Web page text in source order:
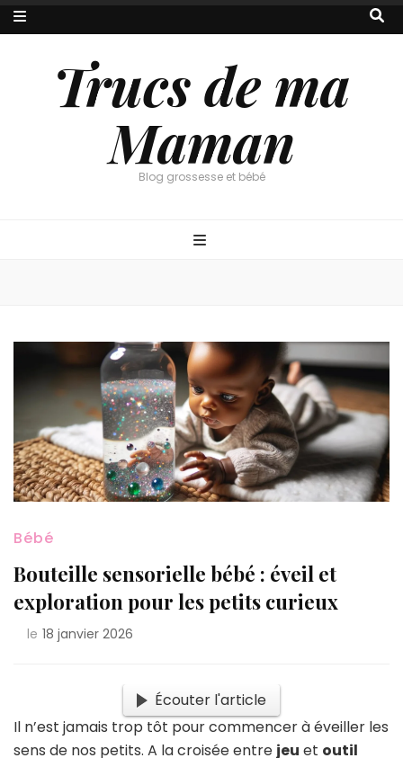
Trucs de ma
Maman
Blog grossesse et bébé
Bébé
Bouteille sensorielle bébé : éveil et
exploration pour les petits curieux
le 18 janvier 2026
Écouter l'article
Il n’est jamais trop tôt pour commencer à éveiller les
sens de nos petits. A la croisée entre jeu et outil